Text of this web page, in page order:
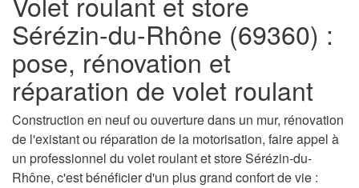
Sérézin-du-Rhône (69360) :
pose, rénovation et
réparation de volet roulant
Construction en neuf ou ouverture dans un mur, rénovation
de l'existant ou réparation de la motorisation, faire appel à
un professionnel du volet roulant et store Sérézin-du-
Rhône, c'est bénéficier d'un plus grand confort de vie :